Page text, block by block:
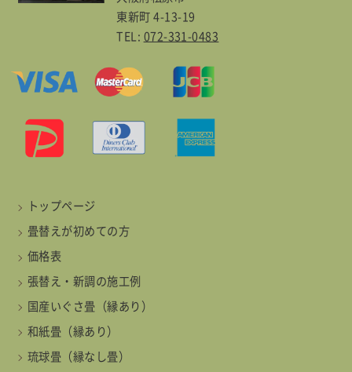
東新町 4-13-19
TEL: 072-331-0483
トップページ
畳替えが初めての方
価格表
張替え・新調の施工例
国産いぐさ畳（縁あり）
和紙畳（縁あり）
琉球畳（縁なし畳）